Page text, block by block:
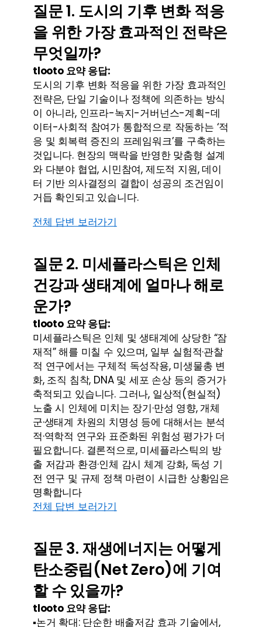
질문 1. 도시의 기후 변화 적응
을 위한 가장 효과적인 전략은
무엇일까?
tlooto 요약 응답:
도시의 기후 변화 적응을 위한 가장 효과적인
전략은, 단일 기술이나 정책에 의존하는 방식
이 아니라, 인프라-녹지-거버넌스-계획-데
이터-사회적 참여가 통합적으로 작동하는 ‘적
응 및 회복력 증진의 프레임워크’를 구축하는
것입니다. 현장의 맥락을 반영한 맞춤형 설계
와 다분야 협업, 시민참여, 제도적 지원, 데이
터 기반 의사결정의 결합이 성공의 조건임이
거듭 확인되고 있습니다.
전체 답변 보러가기
질문 2. 미세플라스틱은 인체
건강과 생태계에 얼마나 해로
운가?
tlooto 요약 응답:
미세플라스틱은 인체 및 생태계에 상당한 “잠
재적” 해를 미칠 수 있으며, 일부 실험적·관찰
적 연구에서는 구체적 독성작용, 미생물총 변
화, 조직 침착, DNA 및 세포 손상 등의 증거가
축적되고 있습니다. 그러나, 일상적(현실적)
노출 시 인체에 미치는 장기·만성 영향, 개체
군·생태계 차원의 치명성 등에 대해서는 분석
적·역학적 연구와 표준화된 위험성 평가가 더
필요합니다. 결론적으로, 미세플라스틱의 방
출 저감과 환경·인체 감시 체계 강화, 독성 기
전 연구 및 규제 정책 마련이 시급한 상황임은
명확합니다
전체 답변 보러가기
질문 3. 재생에너지는 어떻게
탄소중립(Net Zero)에 기여
할 수 있을까?
tlooto 요약 응답:
▪️논거 확대: 단순한 배출저감 효과 기술에서,